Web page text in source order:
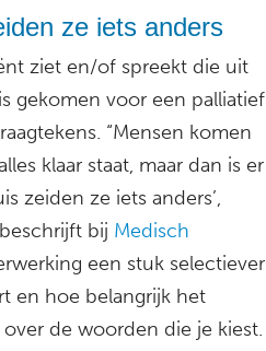
ze iets anders
ziet en/of spreekt die uit
gekomen voor een palliatief
“Mensen komen
klaar staat, maar dan is er
zeiden ze iets anders’,
bij Medisch
een stuk selectiever
en hoe belangrijk het
de woorden die je kiest.